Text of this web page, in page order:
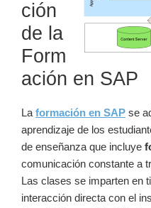
ción
de ⁢la
Form
ación‍ en SAP
La formación ⁣en SAP se
‌aprendizaje de‌ los
de enseñanza que incluye
comunicación constante a
Las​ clases se imparten en
interacción directa⁤ con el